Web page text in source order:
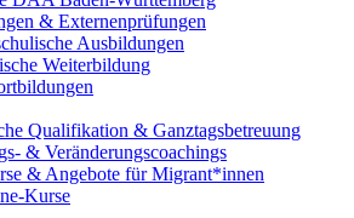
& Externenprüfungen
Ausbildungen
Weiterbildung
Qualifikation & Ganztagsbetreuung
& Veränderungscoachings
& Angebote für Migrant*innen
Kurse